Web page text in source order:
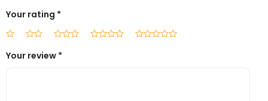
Your rating *
Your review *